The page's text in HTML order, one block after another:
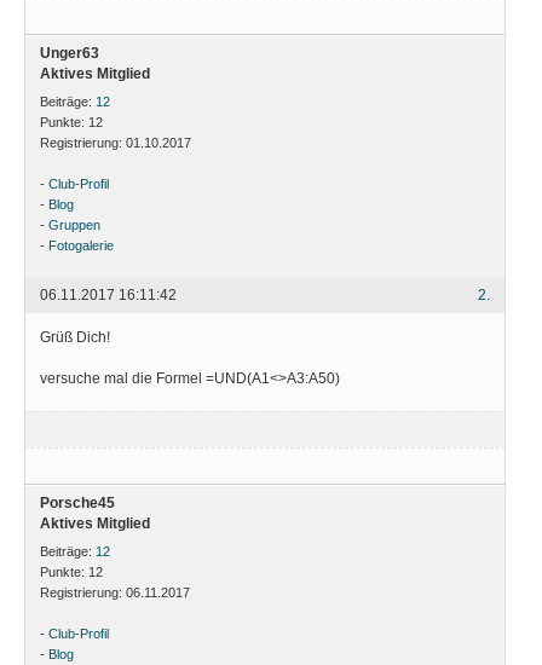
Unger63
Aktives Mitglied
Beiträge: 12
Punkte: 12
Registrierung: 01.10.2017
- Club-Profil
- Blog
- Gruppen
- Fotogalerie
2.
06.11.2017 16:11:42
Grüß Dich!
versuche mal die Formel =UND(A1<>A3:A50)
Porsche45
Aktives Mitglied
Beiträge: 12
Punkte: 12
Registrierung: 06.11.2017
- Club-Profil
- Blog